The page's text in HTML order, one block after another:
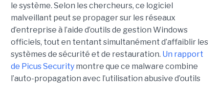
le système. Selon les chercheurs, ce logiciel
malveillant peut se propager sur les réseaux
d’entreprise à l’aide d’outils de gestion Windows
officiels, tout en tentant simultanément d’affaiblir les
systèmes de sécurité et de restauration. Un rapport
de Picus Securitymontre que ce malware combine
l’auto-propagation avec l’utilisation abusive d’outils